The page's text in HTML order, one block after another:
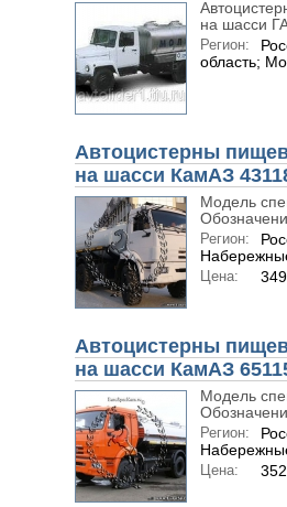
на шасси
Регион:
область;
Автоцистерны
на шасси КамАЗ
Модель
Регион:
Цена:
Автоцистерны
на шасси КамАЗ
Модель
Регион:
Цена: